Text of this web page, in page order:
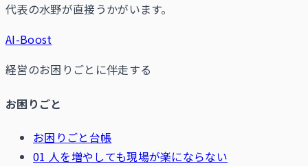
代表の水野が直接うかがいます。
AI-Boost
経営のお困りごとに伴走する
お困りごと
お困りごと台帳
01 人を増やしても現場が楽にならない